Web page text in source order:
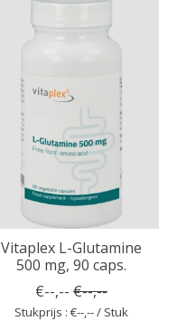
Vitaplex L-Glutamine
500 mg, 90 caps.
€--,-- €--,--
Stukprijs : €--,-- / Stuk